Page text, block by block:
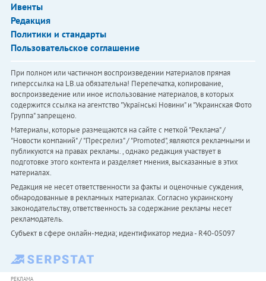
Ивенты
Редакция
Политики и стандарты
Пользовательское соглашение
При полном или частичном воспроизведении материалов прямая
гиперссылка на LB.ua обязательна! Перепечатка, копирование,
воспроизведение или иное использование материалов, в которых
содержится ссылка на агентство "Українськi Новини" и "Украинская Фото
Группа" запрещено.
Материалы, которые размещаются на сайте с меткой "Реклама" /
"Новости компаний" / "Пресрелиз" / "Promoted", являются рекламными и
публикуются на правах рекламы. , однако редакция участвует в
подготовке этого контента и разделяет мнения, высказанные в этих
материалах.
Редакция не несет ответственности за факты и оценочные суждения,
обнародованные в рекламных материалах. Согласно украинскому
законодательству, ответственность за содержание рекламы несет
рекламодатель.
Субъект в сфере онлайн-медиа; идентификатор медиа - R40-05097
РЕКЛАМА